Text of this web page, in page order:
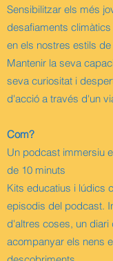
Sensibilitzar els més
desafiaments
en els nostres estils
Mantenir la seva
seva curiositat i
d'acció a través d'un
Com?
Un podcast immersiu
de 10 minuts
Kits educatius i lúdics
episodis del podcast.
d'altres coses, un diari
acompanyar els nens